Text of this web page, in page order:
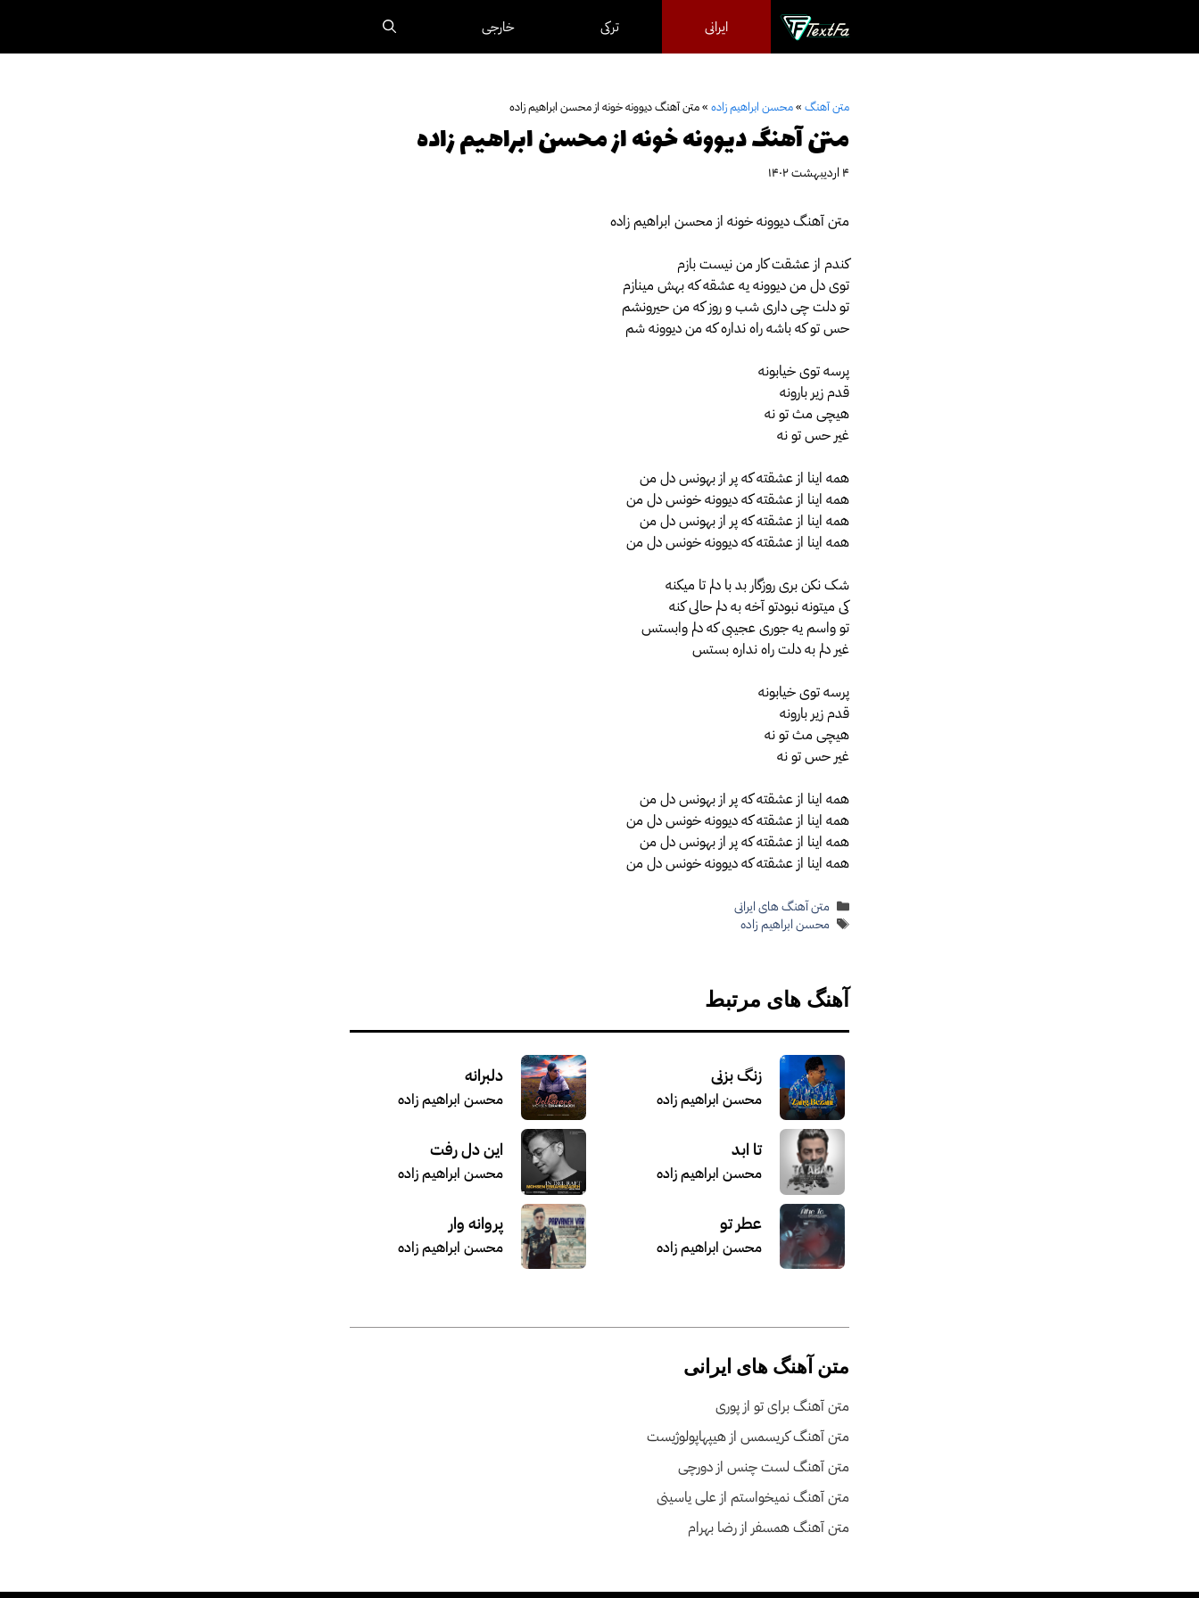
محتوا
ایرانی ترکی خارجی
متن آهنگ »محسن ابراهیم زاده »متن آهنگ دیوونه خونه از محسن ابراهیم زاده
متن آهنگ دیوونه خونه از محسن ابراهیم زاده
۴ اردیبهشت ۱۴۰۲
متن آهنگ دیوونه خونه از محسن ابراهیم زاده
کندم از عشقت کار من نیست بازم
توی دل من دیوونه یه عشقه که بهش مینازم
تو دلت چی داری شب و روز که من حیرونشم
حس تو که باشه راه نداره که من دیوونه شم
پرسه توی خیابونه
قدم زیر بارونه
هیچی مث تو نه
غیر حس تو نه
همه اینا از عشقته که پر از بهونس دل من
همه اینا از عشقته که دیوونه خونس دل من
همه اینا از عشقته که پر از بهونس دل من
همه اینا از عشقته که دیوونه خونس دل من
شک نکن بری روزگار بد با دلم تا میکنه
کی میتونه نبودتو آخه به دلم حالی کنه
تو واسم یه جوری عجیبی که دلم وابستس
غیر دلم به دلت راه نداره بستس
پرسه توی خیابونه
قدم زیر بارونه
هیچی مث تو نه
غیر حس تو نه
همه اینا از عشقته که پر از بهونس دل من
همه اینا از عشقته که دیوونه خونس دل من
همه اینا از عشقته که پر از بهونس دل من
همه اینا از عشقته که دیوونه خونس دل من
دسته‌ها
متن آهنگ های ایرانی
برچسب‌ها
محسن ابراهیم زاده
آهنگ های مرتبط
زنگ بزنی
محسن ابراهیم زاده
دلبرانه
محسن ابراهیم زاده
تا ابد
محسن ابراهیم زاده
این دل رفت
محسن ابراهیم زاده
عطر تو
محسن ابراهیم زاده
پروانه وار
محسن ابراهیم زاده
متن آهنگ های ایرانی
متن آهنگ برای تو از پوری
متن آهنگ کریسمس از هیپهاپولوژیست
متن آهنگ لست چنس از دورچی
متن آهنگ نمیخواستم از علی یاسینی
متن آهنگ همسفر از رضا بهرام